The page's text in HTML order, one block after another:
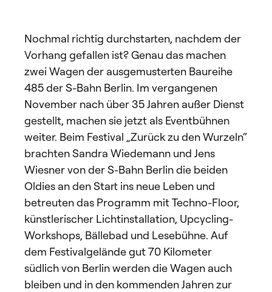
Nochmal richtig durchstarten, nachdem der
Vorhang gefallen ist? Genau das machen
zwei Wagen der ausgemusterten Baureihe
485 der S-Bahn Berlin. Im vergangenen
November nach über 35 Jahren außer Dienst
gestellt, machen sie jetzt als Eventbühnen
weiter. Beim Festival „Zurück zu den Wurzeln“
brachten Sandra Wiedemann und Jens
Wiesner von der S-Bahn Berlin die beiden
Oldies an den Start ins neue Leben und
betreuten das Programm mit Techno-Floor,
künstlerischer Lichtinstallation, Upcycling-
Workshops, Bällebad und Lesebühne. Auf
dem Festivalgelände gut 70 Kilometer
südlich von Berlin werden die Wagen auch
bleiben und in den kommenden Jahren zur